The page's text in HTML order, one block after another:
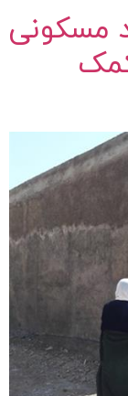
مسکونی